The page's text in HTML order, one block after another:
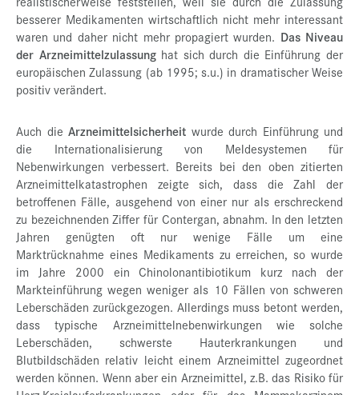
besserer Medikamenten wirtschaftlich nicht mehr interessant
waren und daher nicht mehr propagiert wurden. Das Niveau
der Arzneimittelzulassunghat sich durch die Einführung der
europäischen Zulassung (ab 1995; s.u.) in dramatischer Weise
positiv verändert.
Auch die Arzneimittelsicherheit wurde durch Einführung und
die Internationalisierung von Meldesystemen für
Nebenwirkungen verbessert. Bereits bei den oben zitierten
Arzneimittelkatastrophen zeigte sich, dass die Zahl der
betroffenen Fälle, ausgehend von einer nur als erschreckend
zu bezeichnenden Ziffer für Contergan, abnahm. In den letzten
Jahren genügten oft nur wenige Fälle um eine
Marktrücknahme eines Medikaments zu erreichen, so wurde
im Jahre 2000 ein Chinolonantibiotikum kurz nach der
Markteinführung wegen weniger als 10 Fällen von schweren
Leberschäden zurückgezogen. Allerdings muss betont werden,
dass typische Arzneimittelnebenwirkungen wie solche
Leberschäden, schwerste Hauterkrankungen und
Blutbildschäden relativ leicht einem Arzneimittel zugeordnet
werden können. Wenn aber ein Arzneimittel, z.B. das Risiko für